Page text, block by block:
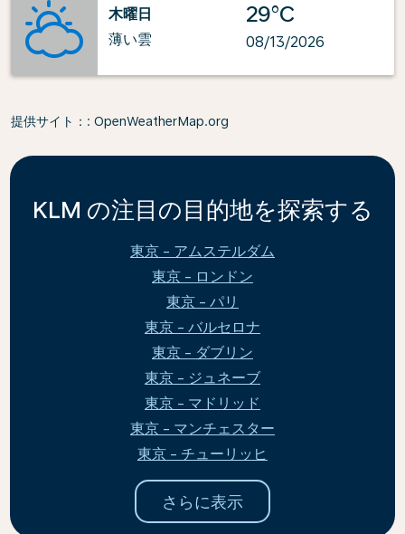
木曜日
薄い雲
29°C
08/13/2026
提供サイト： : OpenWeatherMap.org
KLM の注目の目的地を探索する
東京 - アムステルダム
東京 - ロンドン
東京 - パリ
東京 - バルセロナ
東京 - ダブリン
東京 - ジュネーブ
東京 - マドリッド
東京 - マンチェスター
東京 - チューリッヒ
さらに表示